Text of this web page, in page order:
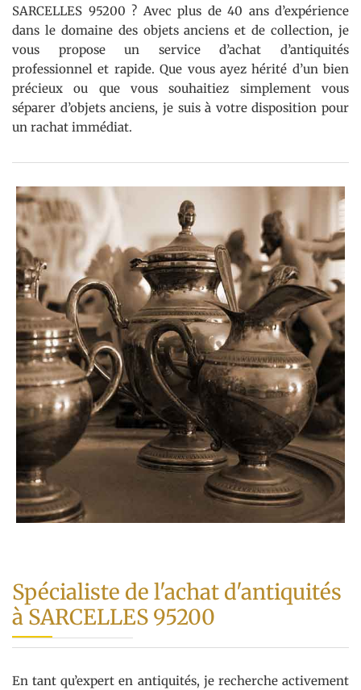
SARCELLES 95200 ? Avec plus de 40 ans d’expérience
dans le domaine des objets anciens et de collection, je
vous propose un service d’achat d’antiquités
professionnel et rapide. Que vous ayez hérité d’un bien
précieux ou que vous souhaitiez simplement vous
séparer d’objets anciens, je suis à votre disposition pour
un rachat immédiat.
Spécialiste de l'achat d'antiquités
à SARCELLES 95200
En tant qu’expert en antiquités, je recherche activement